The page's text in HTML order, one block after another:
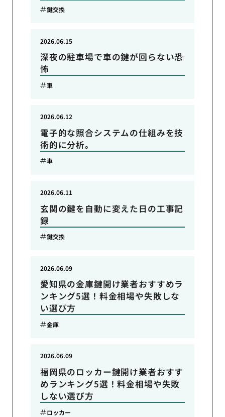
鍵交換
深夜の駐車場で車の鍵が回らない恐
怖
2026.06.15
車
電子的な照合システムの仕組みを技
術的に分析。
2026.06.12
車
玄関の鍵を自動に変えた日の工事記
録
2026.06.11
鍵交換
愛知県の金庫鍵開け業者おすすめラ
ンキング5選！料金相場や失敗しな
い選び方
2026.06.09
金庫
福岡県のロッカー鍵開け業者おすす
めランキング5選！料金相場や失敗
しない選び方
2026.06.09
ロッカー